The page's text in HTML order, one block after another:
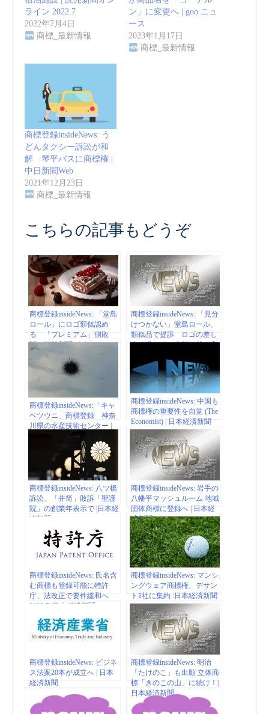
ライン 2022.7
2022年7月4日
商標_最新情報
ン」に変更へ | goo ニュ
ース
2023年1月17日
商標_最新情報
商標登録insideNews: う
どんタクシー訴訟が和
解 琴平バスに商標権 |
中日新聞Web
2021年12月23日
商標_最新情報
こちらの記事もどうぞ
商標登録insideNews: 「堂島
ロール」にロゴ類似認め
る 「プレミアム」側敗
訴：朝日新聞デジタル
商標登録insideNews: 「見分
けつかない」堂島ロール、
類似品で提訴 ロゴの差し
止め求める 大阪地裁 – 産
商標登録insideNews:「キャ
ベツウニ」商標登録 神奈
川県の水産技術センター |
商標登録insideNews: 中国も
商標権の重要性を自覚 (The
Economist) | 日本経済新聞
商標登録insideNews: 八ツ橋
訴訟、「井筒」敗訴「聖護
院」の創業年表示で |日本経
済新聞
商標登録insideNews: 岩手の
八幡平マッシュルーム 地域
団体商標に登録へ | 日本経
済新聞
商標登録insideNews: 氏名含
む商標も登録可能に特許
庁、法改正で要件緩和へ
2022.7| 日本経済新聞
商標登録insideNews: マンシ
ングウェア商標権、デサン
ト1社に集約 :日本経済新聞
商標登録insideNews: ビジネ
ス法案20本が成立へ | 日本
経済新聞
商標登録insideNews: 明治
「たけのこ」も出願 立体商
標「きのこの山」に続け！|
日本経済新聞